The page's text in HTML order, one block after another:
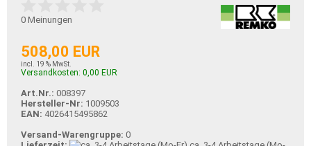
0 Meinungen
508,00 EUR
incl. 19 % MwSt.
Versandkosten: 0,00 EUR
Art.Nr.: 008397
Hersteller-Nr: 1009503
EAN: 4026415495862
Versand-Warengruppe: 0